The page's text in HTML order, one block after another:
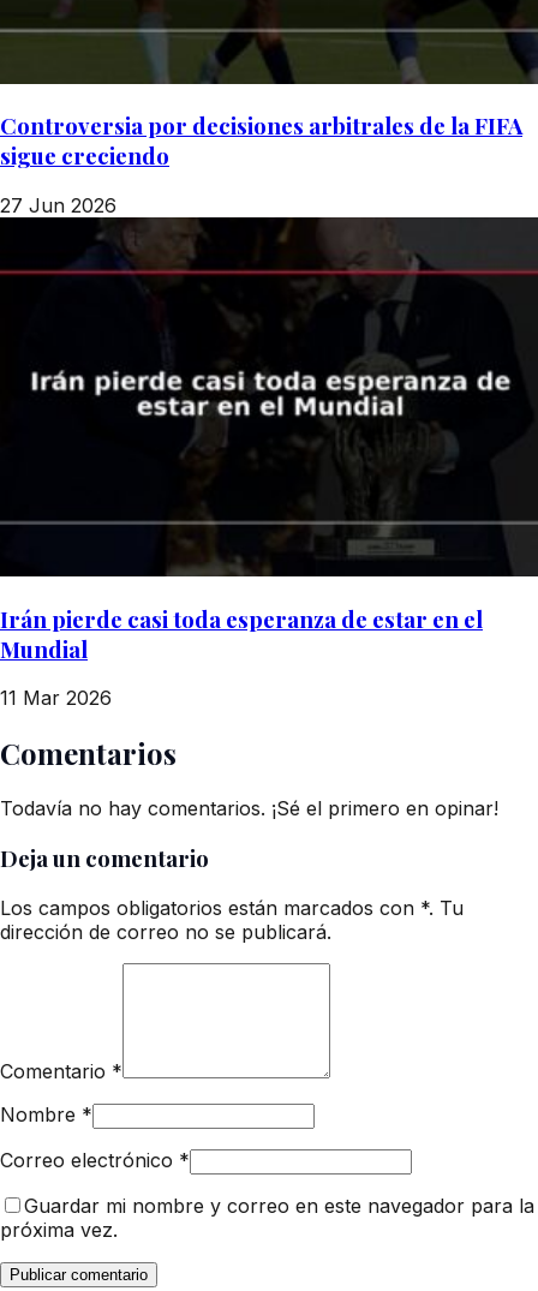
Controversia por decisiones arbitrales de la FIFA
sigue creciendo
27 Jun 2026
Irán pierde casi toda esperanza de estar en el
Mundial
11 Mar 2026
Comentarios
Todavía no hay comentarios. ¡Sé el primero en opinar!
Deja un comentario
Los campos obligatorios están marcados con *. Tu
dirección de correo no se publicará.
Comentario *
Nombre *
Correo electrónico *
Guardar mi nombre y correo en este navegador para la
próxima vez.